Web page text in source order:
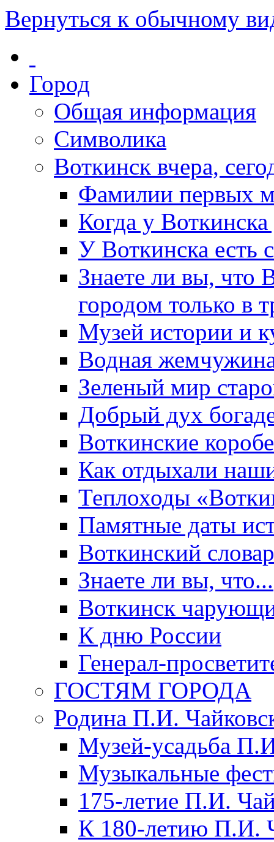
Вернуться к обычному
Город
Общая информация
Символика
Воткинск вчера,
Фамилии первых
Когда у
У Воткинска есть
Знаете ли вы, что
городом только в
Музей истории и
Водная
Зеленый мир
Добрый дух
Воткинские
Как отдыхали
Теплоходы
Памятные даты
Воткинский
Знаете ли вы, что...
Воткинск
К дню России
Генерал-
ГОСТЯМ ГОРОДА
Родина П.И.
Музей-усадьба
Музыкальные
175-летие П.И.
К 180-летию П.И.